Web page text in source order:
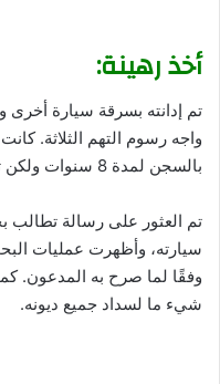
أخذ رهينة:
واجه رسوم التهم الثلاثة.
بالسجن لمدة 8 سنوات ولكن تبرأ من محاولة خطف طفل كرهينة.
تم العثور على رسالة
سيارته، وأظهرت عمليات
وفقًا لما صرح به المدعون.
شيء ما لسداد جميع ديونه.